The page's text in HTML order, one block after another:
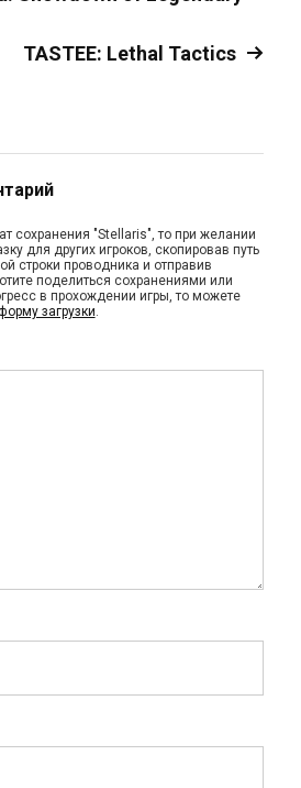
TASTEE: Lethal Tactics
сохранения "Stellaris", то при желании
для других игроков, скопировав путь
строки проводника и отправив
поделиться сохранениями или
в прохождении игры, то можете
загрузки.